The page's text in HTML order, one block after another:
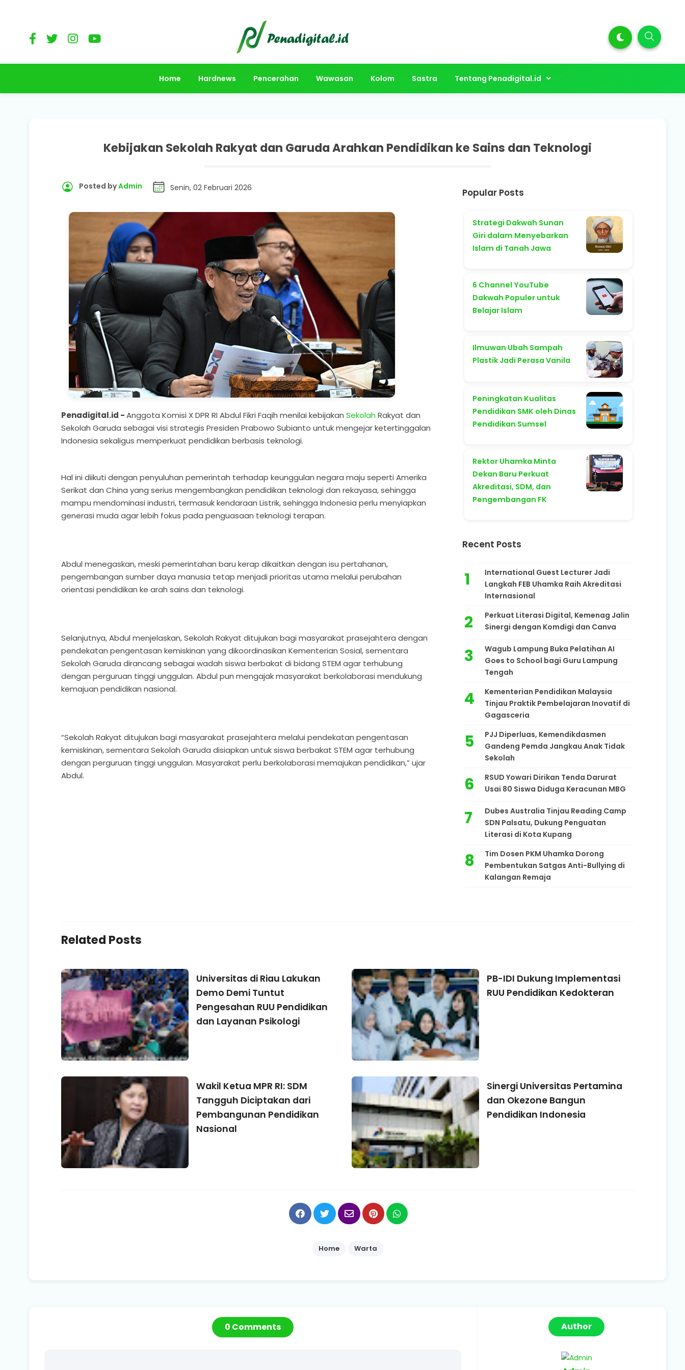
Home Hardnews Pencerahan Wawasan Kolom Sastra Tentang Penadigital.id
Kebijakan Sekolah Rakyat dan Garuda Arahkan Pendidikan ke Sains dan Teknologi
Posted byAdmin Senin, 02 Februari 2026
Penadigital.id -Anggota Komisi X DPR RI Abdul Fikri Faqih menilai kebijakan Sekolah Rakyat dan
Sekolah Garuda sebagai visi strategis Presiden Prabowo Subianto untuk mengejar ketertinggalan
Indonesia sekaligus memperkuat pendidikan berbasis teknologi.
Hal ini diikuti dengan penyuluhan pemerintah terhadap keunggulan negara maju seperti Amerika
Serikat dan China yang serius mengembangkan pendidikan teknologi dan rekayasa, sehingga
mampu mendominasi industri, termasuk kendaraan Listrik, sehingga Indonesia perlu menyiapkan
generasi muda agar lebih fokus pada penguasaan teknologi terapan.
Abdul menegaskan, meski pemerintahan baru kerap dikaitkan dengan isu pertahanan,
pengembangan sumber daya manusia tetap menjadi prioritas utama melalui perubahan
orientasi pendidikan ke arah sains dan teknologi.
Selanjutnya, Abdul menjelaskan, Sekolah Rakyat ditujukan bagi masyarakat prasejahtera dengan
pendekatan pengentasan kemiskinan yang dikoordinasikan Kementerian Sosial, sementara
Sekolah Garuda dirancang sebagai wadah siswa berbakat di bidang STEM agar terhubung
dengan perguruan tinggi unggulan. Abdul pun mengajak masyarakat berkolaborasi mendukung
kemajuan pendidikan nasional.
“Sekolah Rakyat ditujukan bagi masyarakat prasejahtera melalui pendekatan pengentasan
kemiskinan, sementara Sekolah Garuda disiapkan untuk siswa berbakat STEM agar terhubung
dengan perguruan tinggi unggulan. Masyarakat perlu berkolaborasi memajukan pendidikan,” ujar
Abdul.
Popular Posts
Strategi Dakwah Sunan
Giri dalam Menyebarkan
Islam di Tanah Jawa
6 Channel YouTube
Dakwah Populer untuk
Belajar Islam
Ilmuwan Ubah Sampah
Plastik Jadi Perasa Vanila
Peningkatan Kualitas
Pendidikan SMK oleh Dinas
Pendidikan Sumsel
Rektor Uhamka Minta
Dekan Baru Perkuat
Akreditasi, SDM, dan
Pengembangan FK
Recent Posts
International Guest Lecturer Jadi
Langkah FEB Uhamka Raih Akreditasi
Internasional
Perkuat Literasi Digital, Kemenag Jalin
Sinergi dengan Komdigi dan Canva
Wagub Lampung Buka Pelatihan AI
Goes to School bagi Guru Lampung
Tengah
Kementerian Pendidikan Malaysia
Tinjau Praktik Pembelajaran Inovatif di
Gagasceria
PJJ Diperluas, Kemendikdasmen
Gandeng Pemda Jangkau Anak Tidak
Sekolah
RSUD Yowari Dirikan Tenda Darurat
Usai 80 Siswa Diduga Keracunan MBG
Dubes Australia Tinjau Reading Camp
SDN Palsatu, Dukung Penguatan
Literasi di Kota Kupang
Tim Dosen PKM Uhamka Dorong
Pembentukan Satgas Anti-Bullying di
Kalangan Remaja
Related Posts
Universitas di Riau Lakukan
Demo Demi Tuntut
Pengesahan RUU Pendidikan
dan Layanan Psikologi
PB-IDI Dukung Implementasi
RUU Pendidikan Kedokteran
Wakil Ketua MPR RI: SDM
Tangguh Diciptakan dari
Pembangunan Pendidikan
Nasional
Sinergi Universitas Pertamina
dan Okezone Bangun
Pendidikan Indonesia
Home Warta
0 Comments Author